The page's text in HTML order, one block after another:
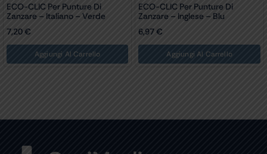
ECO-CLIC Per Punture Di
Zanzare – Italiano – Verde
7,20€
Aggiungi Al Carrello
ECO-CLIC Per Punture Di
Zanzare – Inglese – Blu
6,97€
Aggiungi Al Carrello